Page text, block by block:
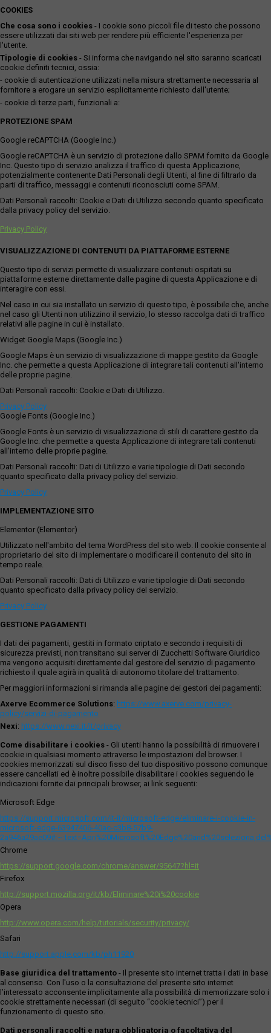
COOKIES
Che cosa sono i cookies - I cookie sono piccoli file di testo che possono
essere utilizzati dai siti web per rendere più efficiente l'esperienza per
l'utente.
Tipologie di cookies - Si informa che navigando nel sito saranno scaricati
cookie definiti tecnici, ossia:
- cookie di autenticazione utilizzati nella misura strettamente necessaria al
fornitore a erogare un servizio esplicitamente richiesto dall'utente;
- cookie di terze parti, funzionali a:
PROTEZIONE SPAM
Google reCAPTCHA (Google Inc.)
Google reCAPTCHA è un servizio di protezione dallo SPAM fornito da Google
Inc. Questo tipo di servizio analizza il traffico di questa Applicazione,
potenzialmente contenente Dati Personali degli Utenti, al fine di filtrarlo da
parti di traffico, messaggi e contenuti riconosciuti come SPAM.
Dati Personali raccolti: Cookie e Dati di Utilizzo secondo quanto specificato
dalla privacy policy del servizio.
Privacy Policy
VISUALIZZAZIONE DI CONTENUTI DA PIATTAFORME ESTERNE
Questo tipo di servizi permette di visualizzare contenuti ospitati su
piattaforme esterne direttamente dalle pagine di questa Applicazione e di
interagire con essi.
Nel caso in cui sia installato un servizio di questo tipo, è possibile che, anche
nel caso gli Utenti non utilizzino il servizio, lo stesso raccolga dati di traffico
relativi alle pagine in cui è installato.
Widget Google Maps (Google Inc.)
Google Maps è un servizio di visualizzazione di mappe gestito da Google
Inc. che permette a questa Applicazione di integrare tali contenuti all'interno
delle proprie pagine.
Dati Personali raccolti: Cookie e Dati di Utilizzo.
Privacy Policy
Google Fonts (Google Inc.)
Google Fonts è un servizio di visualizzazione di stili di carattere gestito da
Google Inc. che permette a questa Applicazione di integrare tali contenuti
all'interno delle proprie pagine.
Dati Personali raccolti: Dati di Utilizzo e varie tipologie di Dati secondo
quanto specificato dalla privacy policy del servizio.
Privacy Policy
IMPLEMENTAZIONE SITO
Elementor (Elementor)
Utilizzato nell'ambito del tema WordPress del sito web. Il cookie consente al
proprietario del sito di implementare o modificare il contenuto del sito in
tempo reale.
Dati Personali raccolti: Dati di Utilizzo e varie tipologie di Dati secondo
quanto specificato dalla privacy policy del servizio.
Privacy Policy
GESTIONE PAGAMENTI
I dati dei pagamenti, gestiti in formato criptato e secondo i requisiti di
sicurezza previsti, non transitano sui server di Zucchetti Software Giuridico
ma vengono acquisiti direttamente dal gestore del servizio di pagamento
richiesto il quale agirà in qualità di autonomo titolare del trattamento.
Per maggiori informazioni si rimanda alle pagine dei gestori dei pagamenti:
Axerve Ecommerce Solutions: https://www.axerve.com/privacy-
policy/servizi-di-pagamento
Nexi: https://www.nexi.it/it/privacy
Come disabilitare i cookies - Gli utenti hanno la possibilità di rimuovere i
cookie in qualsiasi momento attraverso le impostazioni del browser. I
cookies memorizzati sul disco fisso del tuo dispositivo possono comunque
essere cancellati ed è inoltre possibile disabilitare i cookies seguendo le
indicazioni fornite dai principali browser, ai link seguenti:
Microsoft Edge
https://support.microsoft.com/it-it/microsoft-edge/eliminare-i-cookie-in-
microsoft-edge-63947406-40ac-c3b8-57b9-
Chrome
https://support.google.com/chrome/answer/95647?hl=it
Firefox
http://support.mozilla.org/it/kb/Eliminare%20i%20cookie
Opera
http://www.opera.com/help/tutorials/security/privacy/
Safari
http://support.apple.com/kb/ph11920
Base giuridica del trattamento - Il presente sito internet tratta i dati in base
al consenso. Con l'uso o la consultazione del presente sito internet
l’interessato acconsente implicitamente alla possibilità di memorizzare solo i
cookie strettamente necessari (di seguito “cookie tecnici”) per il
funzionamento di questo sito.
Dati personali raccolti e natura obbligatoria o facoltativa del